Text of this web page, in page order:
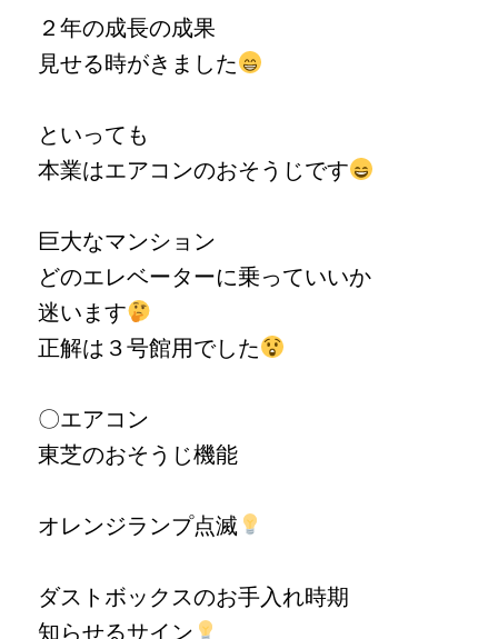
２年の成長の成果
見せる時がきました
といっても
本業はエアコンのおそうじです
巨大なマンション
どのエレベーターに乗っていいか
迷います
正解は３号館用でした
〇エアコン
東芝のおそうじ機能
オレンジランプ点滅
ダストボックスのお手入れ時期
知らせるサイン